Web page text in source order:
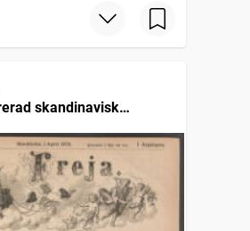
skandinavisk